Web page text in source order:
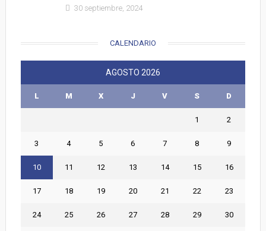
30 septiembre, 2024
CALENDARIO
AGOSTO 2026
L M X J V S D
1 2
3 4 5 6 7 8 9
10 11 12 13 14 15 16
17 18 19 20 21 22 23
24 25 26 27 28 29 30